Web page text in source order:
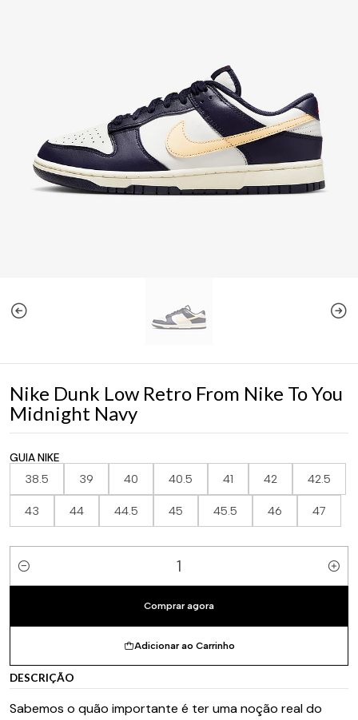
Nike Dunk Low Retro From Nike To You
Midnight Navy
GUIA NIKE
38.5 39 40 40.5 41 42 42.5
43 44 44.5 45 45.5 46 47
Quantidade
Adicionar ao Carrinho
Comprar agora
DESCRIÇÃO
Sabemos o quão importante é ter uma noção real do